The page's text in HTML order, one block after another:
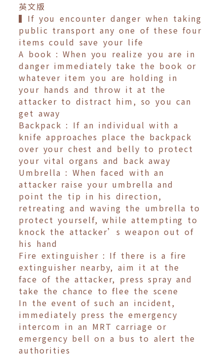
英文版
▍If you encounter danger when taking
public transport any one of these four
items could save your life
A book : When you realize you are in
danger immediately take the book or
whatever item you are holding in
your hands and throw it at the
attacker to distract him, so you can
get away
Backpack : If an individual with a
knife approaches place the backpack
over your chest and belly to protect
your vital organs and back away
Umbrella : When faced with an
attacker raise your umbrella and
point the tip in his direction,
retreating and waving the umbrella to
protect yourself, while attempting to
knock the attacker’s weapon out of
his hand
Fire extinguisher : If there is a fire
extinguisher nearby, aim it at the
face of the attacker, press spray and
take the chance to flee the scene
In the event of such an incident,
immediately press the emergency
intercom in an MRT carriage or
emergency bell on a bus to alert the
authorities